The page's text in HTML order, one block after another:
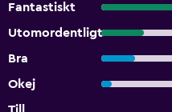
Fantastiskt
Utomordentligt
Bra
Okej